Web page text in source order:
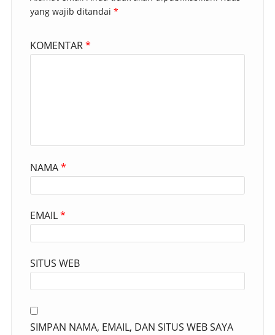
yang wajib ditandai *
KOMENTAR*
NAMA*
EMAIL*
SITUS WEB
SIMPAN NAMA, EMAIL, DAN SITUS WEB SAYA